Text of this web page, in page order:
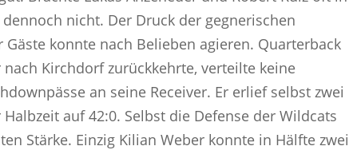
nicht. Der Druck der gegnerischen
konnte nach Belieben agieren. Quarterback
Kirchdorf zurückkehrte, verteilte keine
an seine Receiver. Er erlief selbst zwei
auf 42:0. Selbst die Defense der Wildcats
Stärke. Einzig Kilian Weber konnte in Hälfte zwei